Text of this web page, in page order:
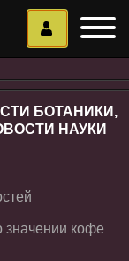
БОТАНИКИ,
НАУКИ
кофе